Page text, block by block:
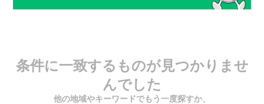
条件に一致するものが見つかりませ
んでした
他の地域やキーワードでもう一度探すか、